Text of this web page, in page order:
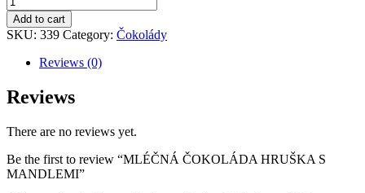
Add to cart
SKU: 339 Category: Čokolády
Reviews (0)
Reviews
There are no reviews yet.
Be the first to review “MLÉČNÁ ČOKOLÁDA HRUŠKA S
MANDLEMI”